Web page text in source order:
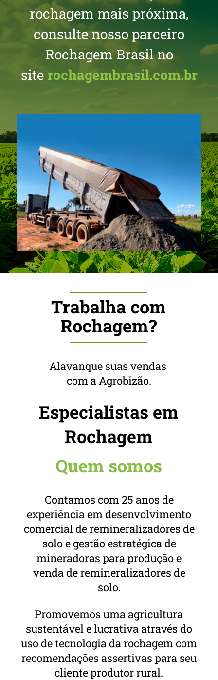
rochagem mais próxima,
consulte nosso parceiro
Rochagem Brasil no
site rochagembrasil.com.br
Trabalha com
Rochagem?
Alavanque suas vendas
com a Agrobizão.
Especialistas em
Rochagem
Contamos com 25 anos de
experiência em desenvolvimento
comercial de remineralizadores de
solo e gestão estratégica de
mineradoras para produção e
venda de remineralizadores de
solo.
Promovemos uma agricultura
sustentável e lucrativa através do
uso de tecnologia da rochagem com
recomendações assertivas para seu
cliente produtor rural.
Quem somos